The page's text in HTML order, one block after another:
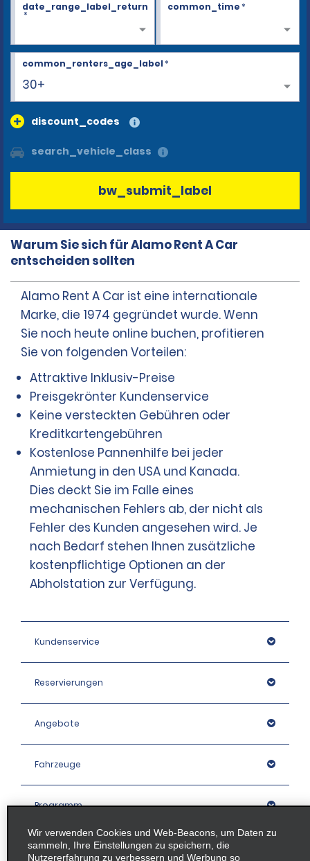
date_range_label_return
*
common_time*
30+
common_renters_age_label*
discount_codes
search_vehicle_class
bw_submit_label
Warum Sie sich für Alamo Rent A Car
entscheiden sollten
Alamo Rent A Car ist eine internationale
Marke, die 1974 gegründet wurde. Wenn
Sie noch heute online buchen, profitieren
Sie von folgenden Vorteilen:
Attraktive Inklusiv-Preise
Preisgekrönter Kundenservice
Keine versteckten Gebühren oder
Kreditkartengebühren
Kostenlose Pannenhilfe bei jeder
Anmietung in den USA und Kanada.
Dies deckt Sie im Falle eines
mechanischen Fehlers ab, der nicht als
Fehler des Kunden angesehen wird. Je
nach Bedarf stehen Ihnen zusätzliche
kostenpflichtige Optionen an der
Abholstation zur Verfügung.
Kundenservice
Reservierungen
Angebote
Fahrzeuge
Programm
Unternehmen
Wir verwenden Cookies und Web-Beacons, um Daten zu
sammeln, Ihre Einstellungen zu speichern, die
Nutzererfahrung zu verbessern und Werbung so